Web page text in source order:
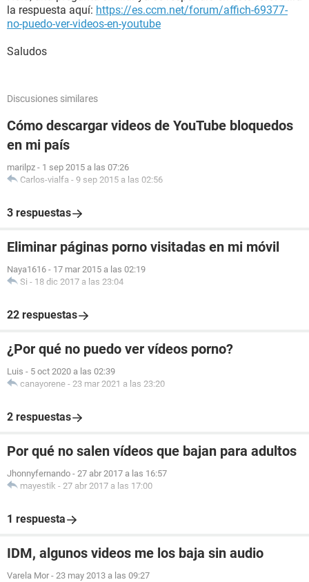
la respuesta aquí: https://es.ccm.net/forum/affich-69377-
no-puedo-ver-videos-en-youtube
Saludos
Discusiones similares
Cómo descargar videos de YouTube bloquedos
en mi país
marilpz - 1 sep 2015 a las 07:26
Carlos-vialfa - 9 sep 2015 a las 02:56
3 respuestas
Eliminar páginas porno visitadas en mi móvil
Naya1616 - 17 mar 2015 a las 02:19
Si - 18 dic 2017 a las 23:04
22 respuestas
¿Por qué no puedo ver vídeos porno?
Luis - 5 oct 2020 a las 02:39
canayorene - 23 mar 2021 a las 23:20
2 respuestas
Por qué no salen vídeos que bajan para adultos
Jhonnyfernando - 27 abr 2017 a las 16:57
mayestik - 27 abr 2017 a las 17:00
1 respuesta
IDM, algunos videos me los baja sin audio
Varela Mor - 23 may 2013 a las 09:27